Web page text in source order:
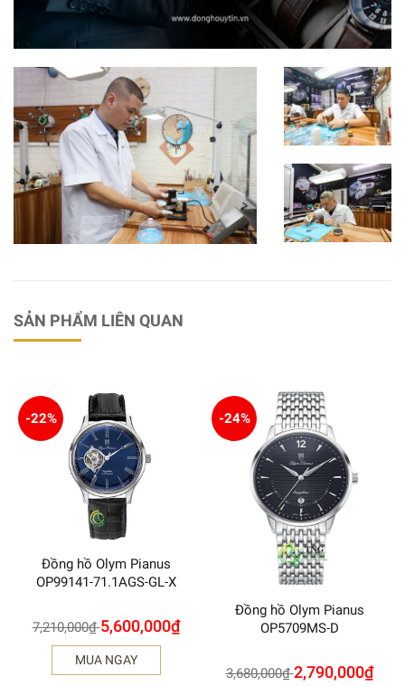
SẢN PHẨM LIÊN QUAN
-22%
Đồng hồ Olym Pianus
OP99141-71.1AGS-GL-X
7,210,000₫ 5,600,000₫
MUA NGAY
-24%
Đồng hồ Olym Pianus
OP5709MS-D
3,680,000₫ 2,790,000₫